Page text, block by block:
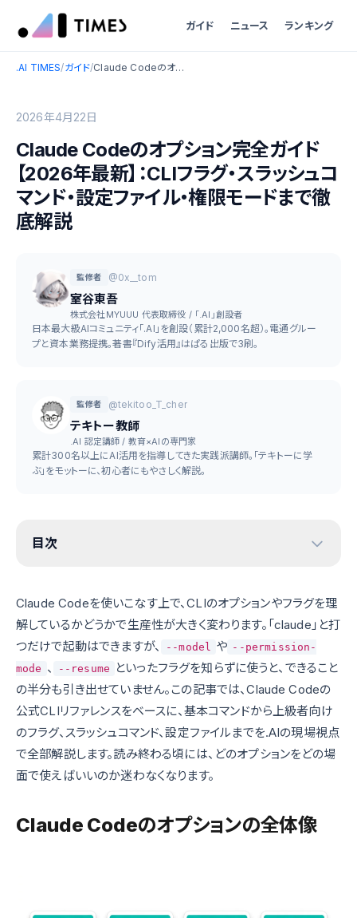
ガイド ニュース ランキング
.AI TIMES/ガイド/ Claude Codeのオプション完全ガイド【2026年最新】：CLIフラグ・スラッシュコマンド・設定ファイル・権限モードまで徹底解説
2026年4月22日
Claude Codeのオプション完全ガイド
【2026年最新】：CLIフラグ・スラッシュコ
マンド・設定ファイル・権限モードまで徹
底解説
監修者 @0x__tom
室谷東吾
株式会社MYUUU 代表取締役 / 「.AI」創設者
日本最大級AIコミュニティ「.AI」を創設（累計2,000名超）。電通グルー
プと資本業務提携。著書『Dify活用』はぱる出版で3刷。
監修者 @tekitoo_T_cher
テキトー教師
.AI 認定講師 / 教育×AIの専門家
累計300名以上にAI活用を指導してきた実践派講師。「テキトーに学
ぶ」をモットーに、初心者にもやさしく解説。
目次
Claude Codeを使いこなす上で、CLIのオプションやフラグを理
解しているかどうかで生産性が大きく変わります。「claude」と打
つだけで起動はできますが、
--model や --permission-
mode 、 --resume
といったフラグを知らずに使うと、できること
の半分も引き出せていません。この記事では、Claude Codeの
公式CLIリファレンスをベースに、基本コマンドから上級者向け
のフラグ、スラッシュコマンド、設定ファイルまでを.AIの現場視点
で全部解説します。読み終わる頃には、どのオプションをどの場
面で使えばいいのか迷わなくなります。
Claude Codeのオプションの全体像